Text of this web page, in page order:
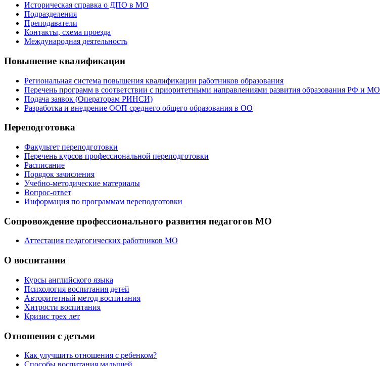
Историческая справка о ДПО в МО
Подразделения
Преподаватели
Контакты, схема проезда
Международная деятельность
Повышение квалификации
Региональная система повышения квалификации работников образования
Перечень программ в соответствии с приоритетными направлениями развития образования РФ и МО
Подача заявок (Операторам РИНСИ)
Разработка и внедрение ООП среднего общего образования в ОО
Переподготовка
Факультет переподготовки
Перечень курсов профессиональной переподготовки
Расписание
Порядок зачисления
Учебно-методические материалы
Вопрос-ответ
Информация по программам переподготовки
Сопровождение профессионального развития педагогов МО
Аттестация педагогических работников МО
О воспитании
Курсы английского языка
Психология воспитания детей
Авторитетный метод воспитания
Хитрости воспитания
Кризис трех лет
Отношения с детьми
Как улучшить отношения с ребенком?